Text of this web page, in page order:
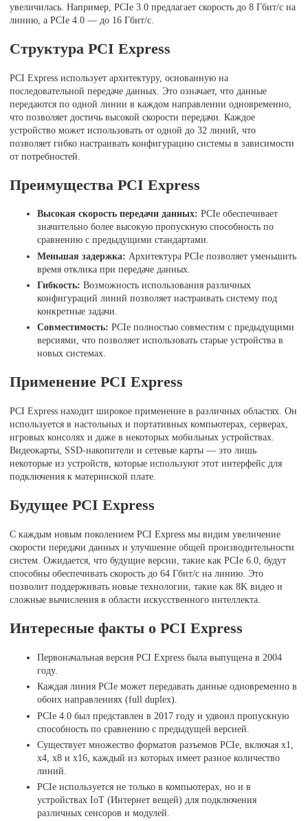
увеличилась. Например, PCIe 3.0 предлагает скорость до 8 Гбит/с на
линию, а PCIe 4.0 — до 16 Гбит/с.
Структура PCI Express
PCI Express использует архитектуру, основанную на
последовательной передаче данных. Это означает, что данные
передаются по одной линии в каждом направлении одновременно,
что позволяет достичь высокой скорости передачи. Каждое
устройство может использовать от одной до 32 линий, что
позволяет гибко настраивать конфигурацию системы в зависимости
от потребностей.
Преимущества PCI Express
Высокая скорость передачи данных: PCIe обеспечивает
значительно более высокую пропускную способность по
сравнению с предыдущими стандартами.
Меньшая задержка: Архитектура PCIe позволяет уменьшить
время отклика при передаче данных.
Гибкость: Возможность использования различных
конфигураций линий позволяет настраивать систему под
конкретные задачи.
Совместимость: PCIe полностью совместим с предыдущими
версиями, что позволяет использовать старые устройства в
новых системах.
Применение PCI Express
PCI Express находит широкое применение в различных областях. Он
используется в настольных и портативных компьютерах, серверах,
игровых консолях и даже в некоторых мобильных устройствах.
Видеокарты, SSD-накопители и сетевые карты — это лишь
некоторые из устройств, которые используют этот интерфейс для
подключения к материнской плате.
Будущее PCI Express
С каждым новым поколением PCI Express мы видим увеличение
скорости передачи данных и улучшение общей производительности
систем. Ожидается, что будущие версии, такие как PCIe 6.0, будут
способны обеспечивать скорость до 64 Гбит/с на линию. Это
позволит поддерживать новые технологии, такие как 8K видео и
сложные вычисления в области искусственного интеллекта.
Интересные факты о PCI Express
Первоначальная версия PCI Express была выпущена в 2004
году.
Каждая линия PCIe может передавать данные одновременно в
обоих направлениях (full duplex).
PCIe 4.0 был представлен в 2017 году и удвоил пропускную
способность по сравнению с предыдущей версией.
Существует множество форматов разъемов PCIe, включая x1,
x4, x8 и x16, каждый из которых имеет разное количество
линий.
PCIe используется не только в компьютерах, но и в
устройствах IoT (Интернет вещей) для подключения
различных сенсоров и модулей.